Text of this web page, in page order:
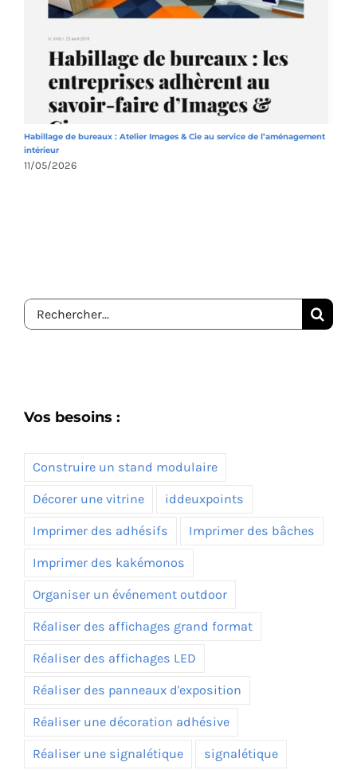
Habillage de bureaux : Atelier Images & Cie au service de l’aménagement
intérieur
11/05/2026
Rechercher:
Vos besoins :
Construire un stand modulaire
Décorer une vitrine iddeuxpoints
Imprimer des adhésifs Imprimer des bâches
Imprimer des kakémonos
Organiser un événement outdoor
Réaliser des affichages grand format
Réaliser des affichages LED
Réaliser des panneaux d'exposition
Réaliser une décoration adhésive
Réaliser une signalétique signalétique